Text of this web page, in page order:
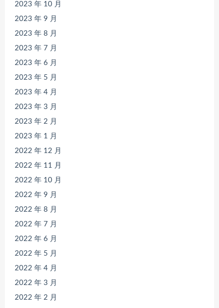
2023 年 10 月
2023 年 9 月
2023 年 8 月
2023 年 7 月
2023 年 6 月
2023 年 5 月
2023 年 4 月
2023 年 3 月
2023 年 2 月
2023 年 1 月
2022 年 12 月
2022 年 11 月
2022 年 10 月
2022 年 9 月
2022 年 8 月
2022 年 7 月
2022 年 6 月
2022 年 5 月
2022 年 4 月
2022 年 3 月
2022 年 2 月